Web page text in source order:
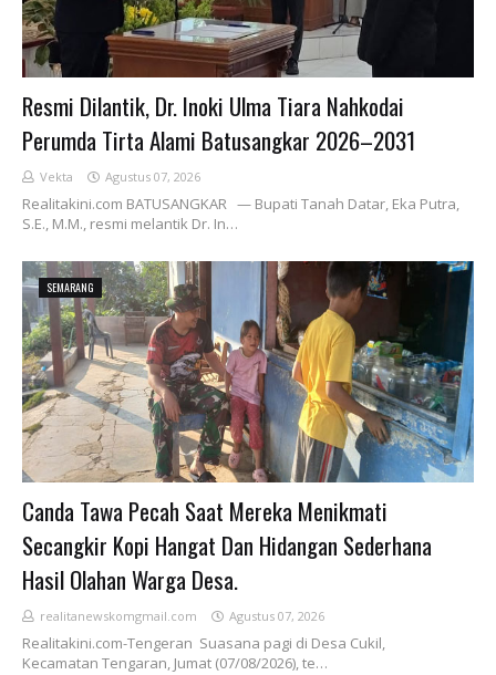
Resmi Dilantik, Dr. Inoki Ulma Tiara Nahkodai
Perumda Tirta Alami Batusangkar 2026–2031
Vekta Agustus 07, 2026
Realitakini.com BATUSANGKAR — Bupati Tanah Datar, Eka Putra,
S.E., M.M., resmi melantik Dr. In…
SEMARANG
Canda Tawa Pecah Saat Mereka Menikmati
Secangkir Kopi Hangat Dan Hidangan Sederhana
Hasil Olahan Warga Desa.
realitanewskomgmail.com Agustus 07, 2026
Realitakini.com-Tengeran Suasana pagi di Desa Cukil,
Kecamatan Tengaran, Jumat (07/08/2026), te…